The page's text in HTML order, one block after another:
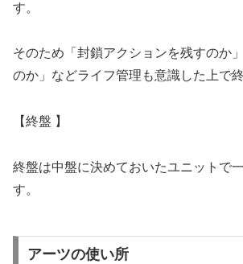
す。
そのため「封鎖アクションを残すのか
のか」などライフ管理も意識した上で
【終盤 】
終盤は中盤に決めておいたユニットで
す。
アーツの使い所